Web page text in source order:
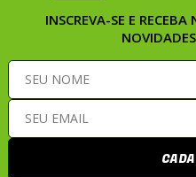
INSCREVA-SE E